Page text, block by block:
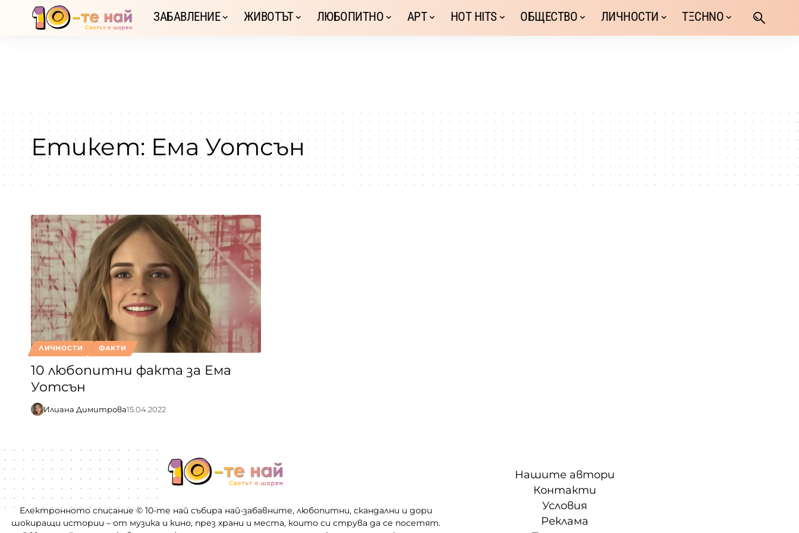
ЗАБАВЛЕНИЕ ЖИВОТЪТ ЛЮБОПИТНО АРТ HOT HITS ОБЩЕСТВО ЛИЧНОСТИ TΞCHNO
Етикет: Ема Уотсън
ЛИЧНОСТИ ФАКТИ
10 любопитни факта за Ема
Уотсън
Илиана Димитрова15.04.2022
Електронното списание © 10-те най събира най-забавните, любопитни, скандални и дори
шокиращи истории – от музика и кино, през храни и места, които си струва да се посетят.
Нашите автори
Контакти
Условия
Реклама